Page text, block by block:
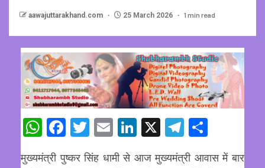
aawajuttarakhand.com 25 March 2026 1 min read
WhatsApp
Facebook
Twitter
EmailLinkedIn
X Telegram
मुख्यमंत्री पुष्कर सिंह धामी से आज मुख्यमंत्री आवास में बार